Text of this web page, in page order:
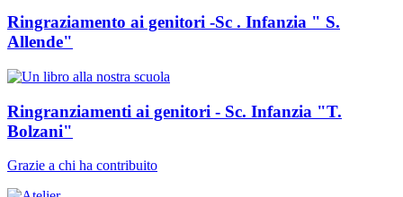
Ringraziamento ai genitori -Sc . Infanzia " S.
Allende"
Ringranziamenti ai genitori - Sc. Infanzia "T.
Bolzani"
Grazie a chi ha contribuito